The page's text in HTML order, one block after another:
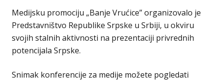
Medijsku promociju „Banje Vrućice” organizovalo je
Predstavništvo Republike Srpske u Srbiji, u okviru
svojih stalnih aktivnosti na prezentaciji privrednih
potencijala Srpske.
Snimak konferencije za medije možete pogledati